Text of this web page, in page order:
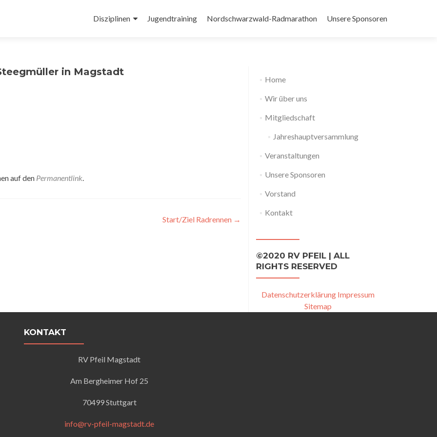
Inhalt
Disziplinen Jugendtraining Nordschwarzwald-Radmarathon Unsere Sponsoren
in Magstadt
auf den Permanentlink.
Start/Ziel Radrennen →
Home
Wir über uns
Mitgliedschaft
Jahreshauptversammlung
Veranstaltungen
Unsere Sponsoren
Vorstand
Kontakt
©2020 RV PFEIL | ALL
RIGHTS RESERVED
Datenschutzerklärung Impressum
Sitemap
KONTAKT
RV Pfeil Magstadt
Am Bergheimer Hof 25
70499 Stuttgart
info@rv-pfeil-magstadt.de